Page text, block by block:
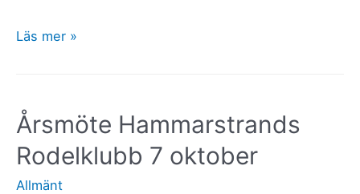
Den
februari
är
säsongen
igång
Läs mer »
Årsmöte Hammarstrands
Rodelklubb 7 oktober
Allmänt